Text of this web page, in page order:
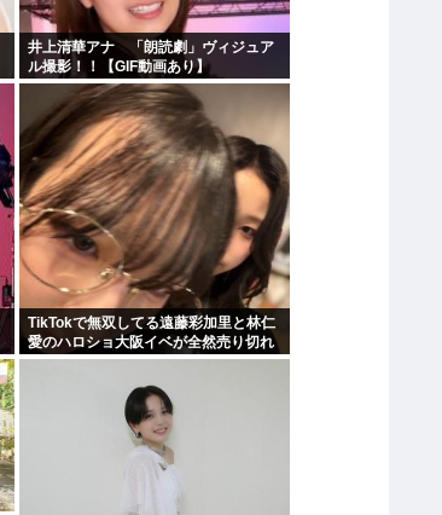
井上清華アナ 「朗読劇」ヴィジュア
ル撮影！！【GIF動画あり】
TikTokで無双してる遠藤彩加里と林仁
愛のハロショ大阪イベが全然売り切れ
ないのは何故？ボトム2の有